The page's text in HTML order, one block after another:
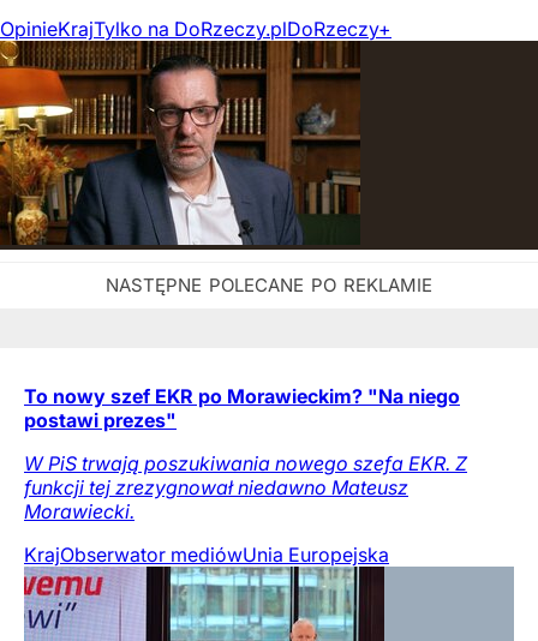
OpinieKrajTylko na DoRzeczy.plDoRzeczy+
To nowy szef EKR po Morawieckim? "Na niego
postawi prezes"
W PiS trwają poszukiwania nowego szefa EKR. Z
funkcji tej zrezygnował niedawno Mateusz
Morawiecki.
KrajObserwator mediówUnia Europejska